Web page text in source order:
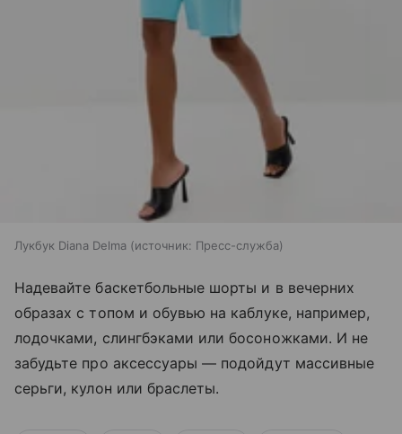
Лукбук Diana Delma источник: Пресс-служба
Надевайте баскетбольные шорты и в вечерних
образах с топом и обувью на каблуке, например,
лодочками, слингбэками или босоножками. И не
забудьте про аксессуары — подойдут массивные
серьги, кулон или браслеты.